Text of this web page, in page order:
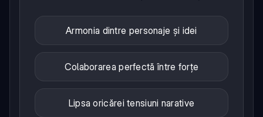
Armonia dintre personaje și idei
Colaborarea perfectă între forțe
Lipsa oricărei tensiuni narative